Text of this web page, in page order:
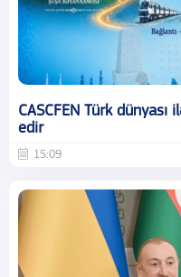
CASCFEN Türk
edir
15:09